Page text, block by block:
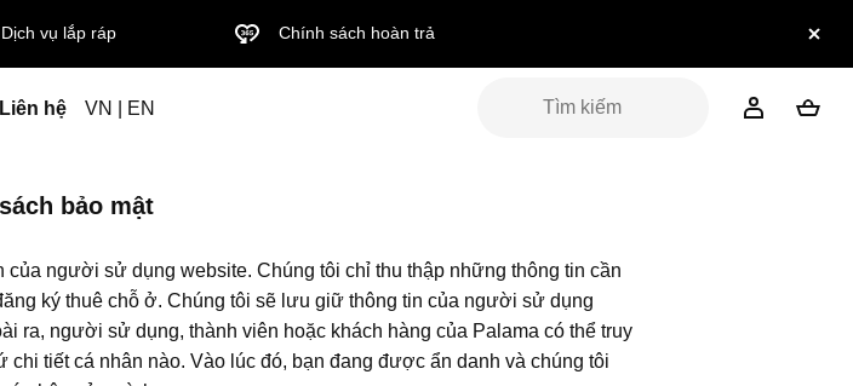
Dịch vụ lắp ráp Chính sách hoàn trả
Liên hệ VN | EN
bảo mật
người sử dụng website. Chúng tôi chỉ thu thập những thông tin cần
ký thuê chỗ ở. Chúng tôi sẽ lưu giữ thông tin của người sử dụng
ra, người sử dụng, thành viên hoặc khách hàng của Palama có thể truy
tiết cá nhân nào. Vào lúc đó, bạn đang được ẩn danh và chúng tôi